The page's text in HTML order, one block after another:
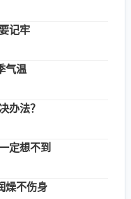
记牢
气温
办法？
定想不到
燥不伤身